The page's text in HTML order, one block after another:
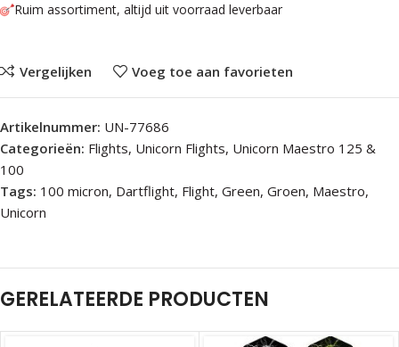
Ruim assortiment, altijd uit voorraad leverbaar
Vergelijken Voeg toe aan favorieten
Artikelnummer: UN-77686
Categorieën: Flights, Unicorn Flights, Unicorn Maestro 125 &
100
Tags: 100 micron, Dartflight, Flight, Green, Groen, Maestro,
Unicorn
GERELATEERDE PRODUCTEN